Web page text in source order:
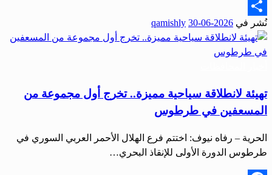
Email
Share
نُشر في 2026-06-30
qamishly
تهيئة لانطلاقة سياحية مميزة.. تخرج أول مجموعة من
المسعفين في طرطوس
الحرية – رفاه نيوف: اختتم فرع الهلال الأحمر العربي السوري في
طرطوس الدورة الأولى للإنقاذ البحري…